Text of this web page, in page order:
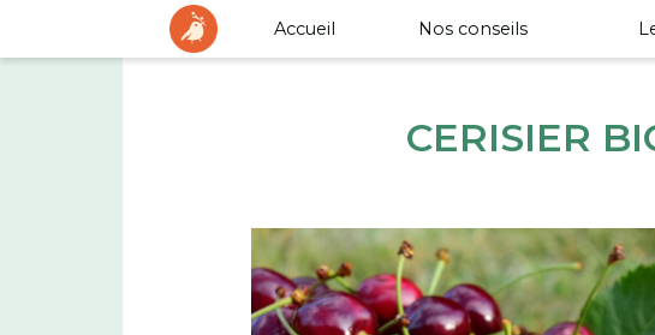
Accueil Nos conseils
CERISIER